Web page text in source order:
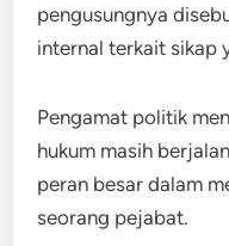
pengusungnya
internal terkait sikap
Pengamat politik
hukum masih
peran besar dalam
seorang pejabat.